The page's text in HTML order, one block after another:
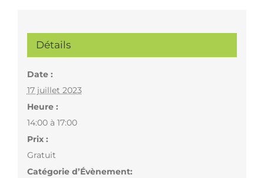
Détails
Date :
17 juillet 2023
Heure :
14:00 à 17:00
Prix :
Gratuit
Catégorie d’Évènement: